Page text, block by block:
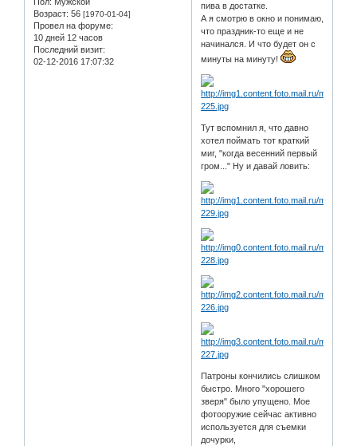
Возраст: 56 [1970-01-04]
Провел на форуме:
10 дней 12 часов
Последний визит:
02-12-2016 17:07:32
пива в достатке.
А я смотрю в окно и понимаю,
что праздник-то еще и не
начинался. И что будет он с
минуты на минуту!
Тут вспомнил я, что давно
хотел поймать тот краткий
миг, "когда весенний первый
гром..." Ну и давай ловить:
Патроны кончились слишком
быстро. Много "хорошего
зверя" было упущено. Мое
фотооружие сейчас активно
используется для съемки
дочурки,